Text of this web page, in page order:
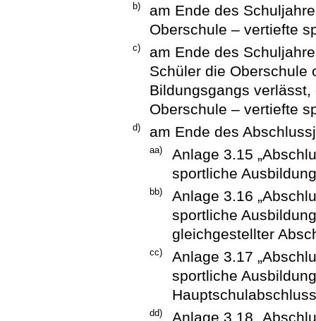
b)
am Ende des
Oberschule – vertiefte
c)
am Ende des
Schüler die Oberschule
Bildungsgangs
Oberschule – vertiefte
d) am Ende des
aa)
Anlage 3.15
sportliche
bb)
Anlage 3.16
sportliche
gleichgestellter
cc)
Anlage 3.17
sportliche
dd) Anlage 3.18